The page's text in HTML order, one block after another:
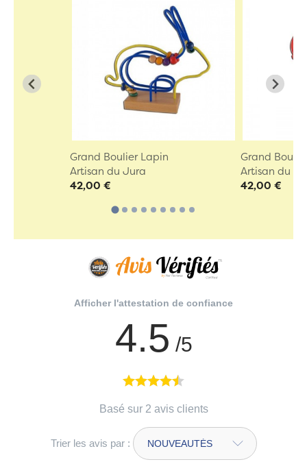
Grand Boulier Lapin
Artisan du Jura
42,00 €
Grand
Artisan du
42,00 €
Afficher l'attestation de confiance
4.5 /5
Basé sur 2 avis clients
Trier les avis par :